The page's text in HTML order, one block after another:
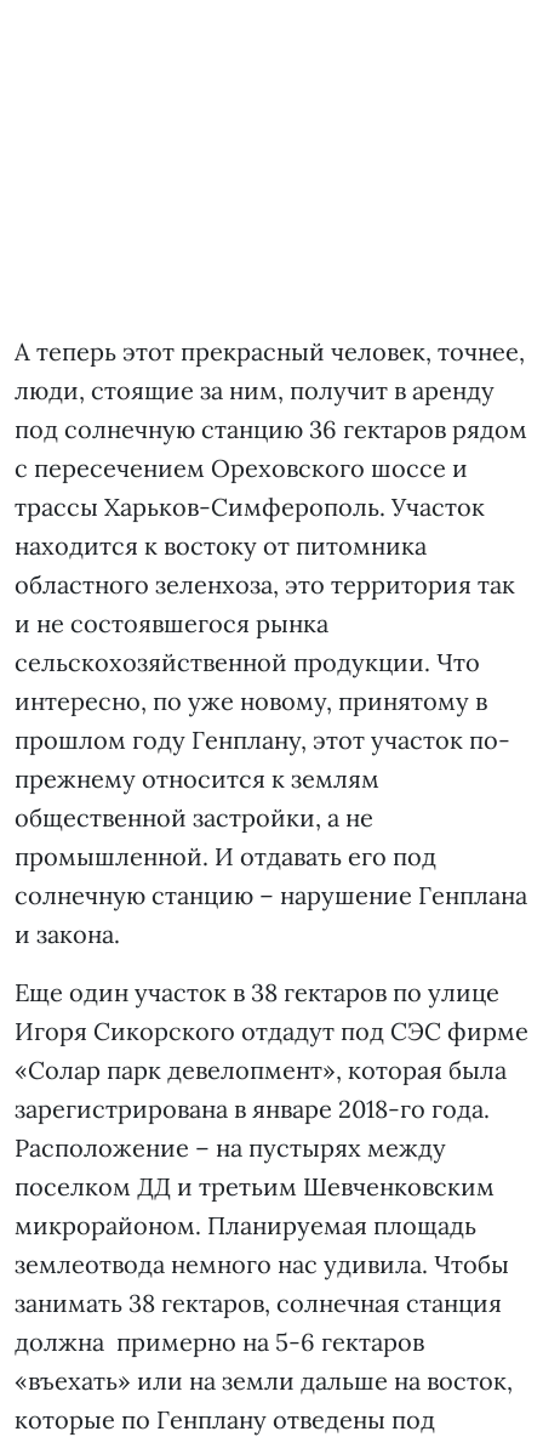
А теперь этот прекрасный человек, точнее,
люди, стоящие за ним, получит в аренду
под солнечную станцию 36 гектаров рядом
с пересечением Ореховского шоссе и
трассы Харьков-Симферополь. Участок
находится к востоку от питомника
областного зеленхоза, это территория так
и не состоявшегося рынка
сельскохозяйственной продукции. Что
интересно, по уже новому, принятому в
прошлом году Генплану, этот участок по-
прежнему относится к землям
общественной застройки, а не
промышленной. И отдавать его под
солнечную станцию – нарушение Генплана
и закона.
Еще один участок в 38 гектаров по улице
Игоря Сикорского отдадут под СЭС фирме
«Солар парк девелопмент», которая была
зарегистрирована в январе 2018-го года.
Расположение – на пустырях между
поселком ДД и третьим Шевченковским
микрорайоном. Планируемая площадь
землеотвода немного нас удивила. Чтобы
занимать 38 гектаров, солнечная станция
должна примерно на 5-6 гектаров
«въехать» или на земли дальше на восток,
которые по Генплану отведены под